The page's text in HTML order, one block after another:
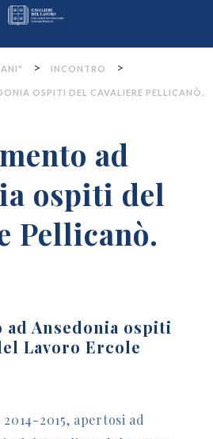
> INCONTRO >
OSPITI DEL CAVALIERE PELLICANÒ.
ad
ospiti del
Pellicanò.
Ansedonia ospiti
Lavoro Ercole
2014-2015, apertosi ad